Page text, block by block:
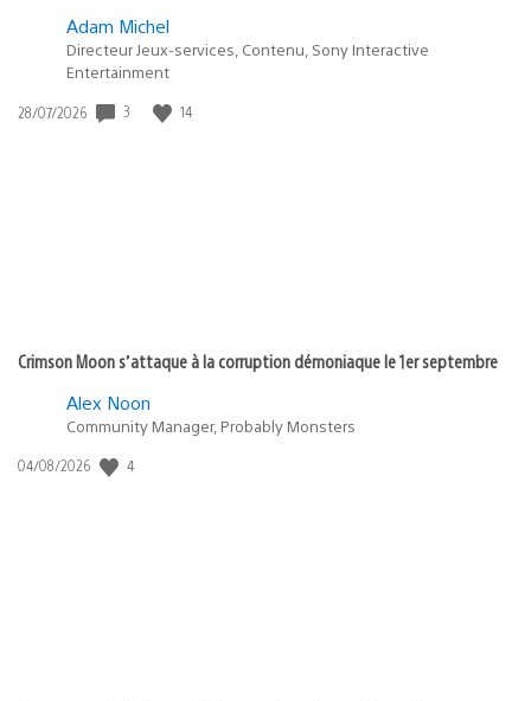
Adam Michel
Directeur Jeux-services, Contenu, Sony Interactive
Entertainment
Date
28/07/2026 3 14
Crimson Moon s’attaque à la corruption démoniaque le 1er septembre
Alex Noon
Community Manager, Probably Monsters
Date
04/08/2026 4